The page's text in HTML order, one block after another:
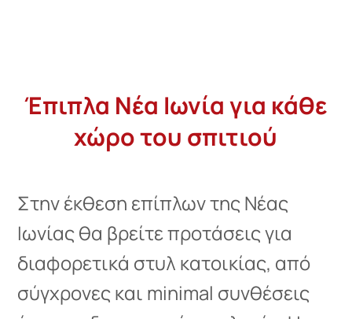
Έπιπλα Νέα Ιωνία για κάθε
χώρο του σπιτιού
Στην έκθεση επίπλων της Νέας
Ιωνίας θα βρείτε προτάσεις για
διαφορετικά στυλ κατοικίας, από
σύγχρονες και minimal συνθέσεις